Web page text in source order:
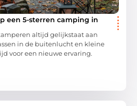
een 5-sterren camping in
altijd gelijkstaat aan
in de buitenlucht en kleine
voor een nieuwe ervaring.